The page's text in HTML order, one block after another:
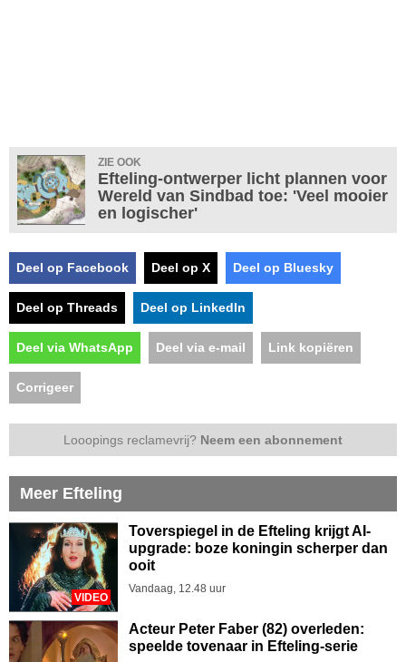
ZIE OOK
Efteling-ontwerper licht plannen voor
Wereld van Sindbad toe: 'Veel mooier
en logischer'
Deel op Facebook Deel op X Deel op Bluesky
Deel op Threads Deel op LinkedIn
Deel via WhatsApp Deel via e-mail Link kopiëren
Corrigeer
Looopings reclamevrij? Neem een abonnement
Meer Efteling
VIDEO
Toverspiegel in de Efteling krijgt AI-
upgrade: boze koningin scherper dan
ooit
Vandaag, 12.48 uur
Acteur Peter Faber (82) overleden:
speelde tovenaar in Efteling-serie